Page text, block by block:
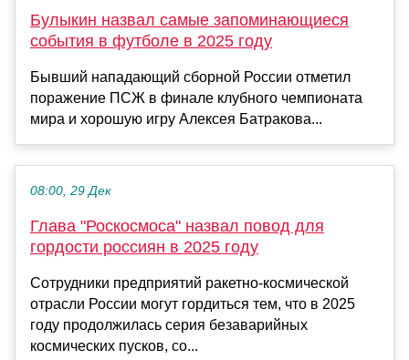
Булыкин назвал самые запоминающиеся
события в футболе в 2025 году
Бывший нападающий сборной России отметил
поражение ПСЖ в финале клубного чемпионата
мира и хорошую игру Алексея Батракова...
08:00, 29 Дек
Глава "Роскосмоса" назвал повод для
гордости россиян в 2025 году
Сотрудники предприятий ракетно-космической
отрасли России могут гордиться тем, что в 2025
году продолжилась серия безаварийных
космических пусков, со...